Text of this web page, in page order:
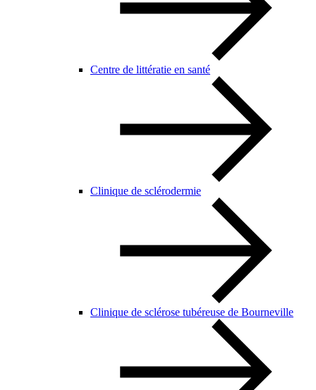
Centre de littératie en santé
Clinique de sclérodermie
Clinique de sclérose tubéreuse de Bourneville